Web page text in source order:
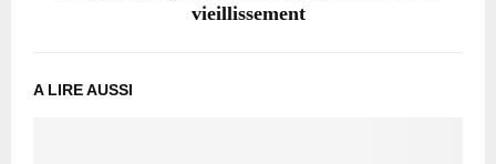
vieillissement
A LIRE AUSSI